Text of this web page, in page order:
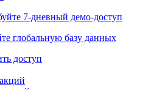
7-дневный
глобальную базу данных